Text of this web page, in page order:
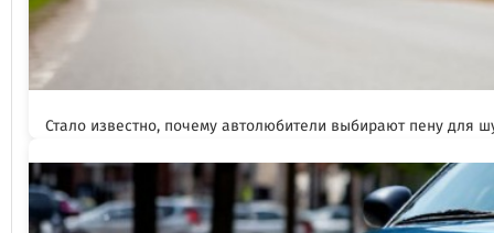
Стало известно, почему автолюбители выбирают пену для